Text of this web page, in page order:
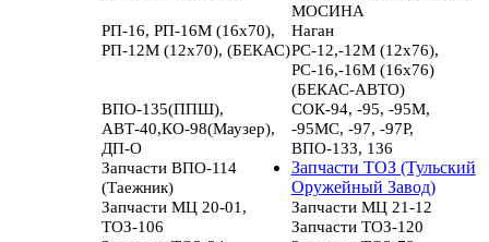
МОСИНА
РП-16, РП-16М (16х70),
РП-12М (12х70), (БЕКАС)
Наган
РС-12,-12М (12х76),
РС-16,-16М (16х76)
(БЕКАС-АВТО)
ВПО-135(ППШ),
АВТ-40,КО-98(Маузер),
ДП-О
СОК-94, -95, -95М,
-95МС, -97, -97Р,
ВПО-133, 136
Запчасти ВПО-114
(Таежник)
Запчасти ТОЗ (Тульский
Оружейный Завод)
Запчасти МЦ 20-01,
ТОЗ-106
Запчасти МЦ 21-12
Запчасти ТОЗ-120